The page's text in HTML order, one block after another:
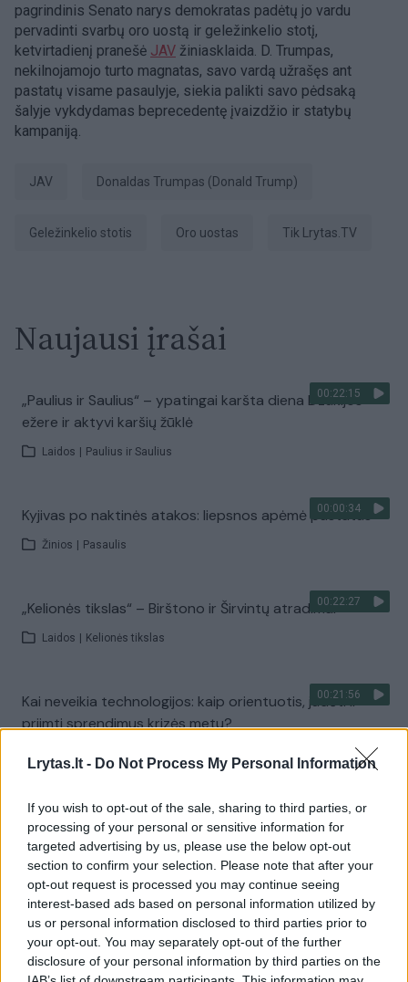
Lrytas.lt - Do Not Process My Personal Information
If you wish to opt-out of the sale, sharing to third parties, or
processing of your personal or sensitive information for
targeted advertising by us, please use the below opt-out
section to confirm your selection. Please note that after your
opt-out request is processed you may continue seeing
interest-based ads based on personal information utilized by
us or personal information disclosed to third parties prior to
your opt-out. You may separately opt-out of the further
disclosure of your personal information by third parties on the
pagrindinis Senato narys demokratas padėtų jo vardu
pervadinti svarbų oro uostą ir geležinkelio stotį,
ketvirtadienį pranešė JAV žiniasklaida. D. Trumpas,
nekilnojamojo turto magnatas, savo vardą užrašęs ant
pastatų visame pasaulyje, siekia palikti savo pėdsaką
šalyje vykdydamas beprecedentę įvaizdžio ir statybų
kampaniją.
JAV Donaldas Trumpas (Donald Trump)
geležinkelio stotis Oro uostas tik Lrytas.TV
Naujausi įrašai
00:22:15
„Paulius ir Saulius“ – ypatingai karšta diena Dzūkijos
ežere ir aktyvi karšių žūklė
Laidos Paulius ir Saulius
00:00:34
Kyjivas po naktinės atakos: liepsnos apėmė pastatus
Žinios Pasaulis
00:22:27
„Kelionės tikslas“ – Birštono ir Širvintų atradimai
Laidos Kelionės tikslas
00:21:56
Kai neveikia technologijos: kaip orientuotis, judėti ir
priimti sprendimus krizės metu?
Visi įrašai
Žiūrimiausi įrašai
00:00:30
Vaizdai iš tragiškos avarijos Vilniaus r.: dviejų moterų ir